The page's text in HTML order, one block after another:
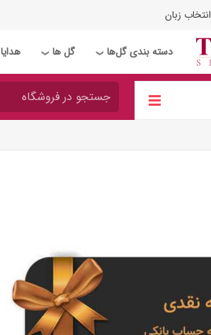
انتخاب زبان
دسته بندی گل‌ها ❯ گل ها ❯ هدایا